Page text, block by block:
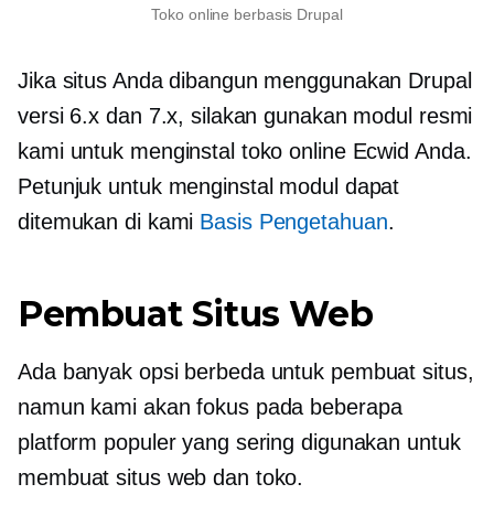
Toko online berbasis Drupal
Jika situs Anda dibangun menggunakan Drupal
versi 6.x dan 7.x, silakan gunakan modul resmi
kami untuk menginstal toko online Ecwid Anda.
Petunjuk untuk menginstal modul dapat
ditemukan di kami Basis Pengetahuan.
Pembuat Situs Web
Ada banyak opsi berbeda untuk pembuat situs,
namun kami akan fokus pada beberapa
platform populer yang sering digunakan untuk
membuat situs web dan toko.